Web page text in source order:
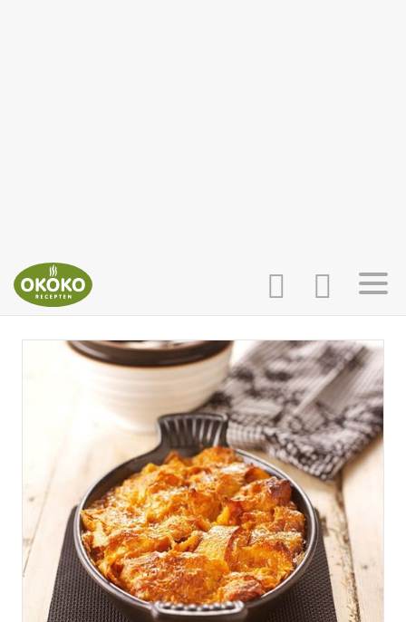
INLOGGEN
AANMELDEN
HOME
RECEPTEN
WEEKMENU'S
KOOKBOEKEN